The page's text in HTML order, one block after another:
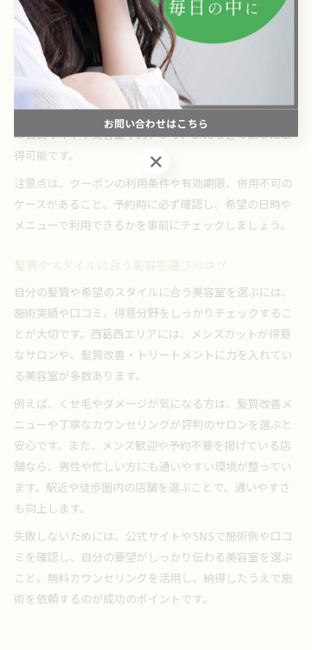
新規のお客様限定の割引や、平日限定クーポンを使え
ば、通常よりもかなりお得に施術を受けられることもあ
ります。例えば、カット・カラー・トリートメントがセ
ットになったクーポンを利用すれば、トレンドのヘアス
タイルや髪質改善もリーズナブルに叶います。クーポン
は公式サイトや美容室予約アプリ、SNSなどで簡単に取
得可能です。
注意点は、クーポンの利用条件や有効期限、併用不可の
ケースがあること。予約時に必ず確認し、希望の日時や
メニューで利用できるかを事前にチェックしましょう。
髪質やスタイルに合う美容室選びのコツ
自分の髪質や希望のスタイルに合う美容室を選ぶには、
施術実績や口コミ、得意分野をしっかりチェックするこ
とが大切です。西葛西エリアには、メンズカットが得意
なサロンや、髪質改善・トリートメントに力を入れてい
る美容室が多数あります。
例えば、くせ毛やダメージが気になる方は、髪質改善メ
ニューや丁寧なカウンセリングが評判のサロンを選ぶと
安心です。また、メンズ歓迎や予約不要を掲げている店
舗なら、男性や忙しい方にも通いやすい環境が整ってい
ます。駅近や徒歩圏内の店舗を選ぶことで、通いやすさ
も向上します。
失敗しないためには、公式サイトやSNSで施術例や口コ
ミを確認し、自分の要望がしっかり伝わる美容室を選ぶ
こと。無料カウンセリングを活用し、納得したうえで施
術を依頼するのが成功のポイントです。
お問い合わせはこちら
お問い合わせはこちら